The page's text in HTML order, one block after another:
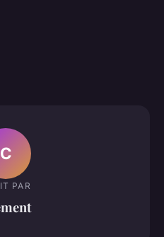
C
PAR